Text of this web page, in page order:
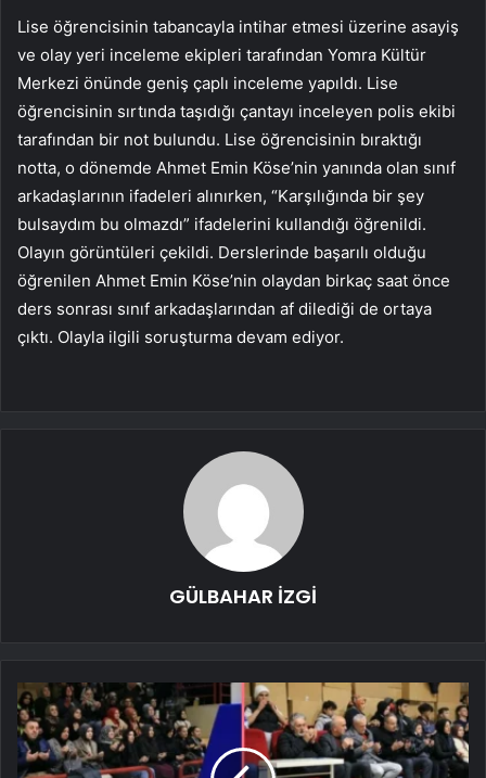
Lise öğrencisinin tabancayla intihar etmesi üzerine asayiş
ve olay yeri inceleme ekipleri tarafından Yomra Kültür
Merkezi önünde geniş çaplı inceleme yapıldı. Lise
öğrencisinin sırtında taşıdığı çantayı inceleyen polis ekibi
tarafından bir not bulundu. Lise öğrencisinin bıraktığı
notta, o dönemde Ahmet Emin Köse’nin yanında olan sınıf
arkadaşlarının ifadeleri alınırken, “Karşılığında bir şey
bulsaydım bu olmazdı” ifadelerini kullandığı öğrenildi.
Olayın görüntüleri çekildi. Derslerinde başarılı olduğu
öğrenilen Ahmet Emin Köse’nin olaydan birkaç saat önce
ders sonrası sınıf arkadaşlarından af dilediği de ortaya
çıktı. Olayla ilgili soruşturma devam ediyor.
GÜLBAHAR İZGİ